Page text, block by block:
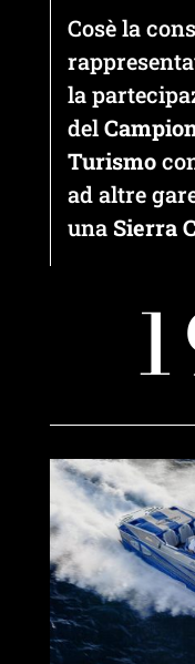
Cosè la
la
del
Turismo
ad altre
una Sierra